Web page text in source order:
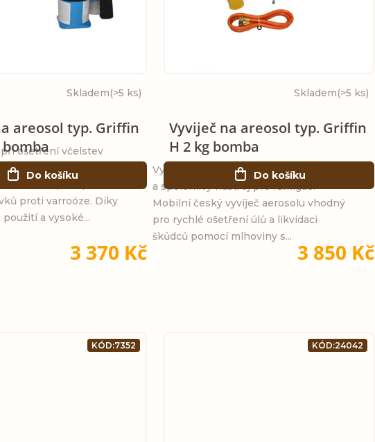
ošetření včelstev
jsou spolehlivým
pro aplikaci
proti varroóze. Díky
a vysoké...
areosol typ. Griffin
bomba
Skladem(>5 ks)
3 370 Kč
Do košíku
Vyvíječ aerosolu Grifin K – lehký, účinný
a spolehlivý nástroj pro fumigaci
Mobilní český vyvíječ aerosolu vhodný
pro rychlé ošetření úlů a likvidaci
škůdců pomocí mlhoviny s...
Vyviječ na areosol typ. Griffin
H 2 kg bomba
Skladem(>5 ks)
3 850 Kč
Do košíku
KÓD:7352 KÓD:24042